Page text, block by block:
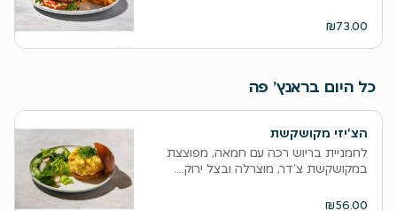
₪73.00
כל היום בראנץ’ פה
הצ'יזי מקושקשת
לחמניית בריוש רכה עם חמאה, מפוצצת
במקושקשת צ’דר, מוצרלה ובצל ירוק....
₪56.00